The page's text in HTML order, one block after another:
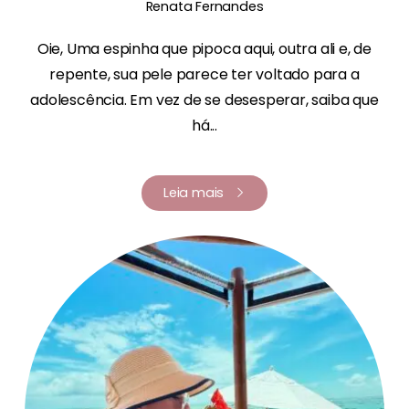
Renata Fernandes
Oie, Uma espinha que pipoca aqui, outra ali e, de
repente, sua pele parece ter voltado para a
adolescência. Em vez de se desesperar, saiba que
há...
Leia mais
Renata Fernandes